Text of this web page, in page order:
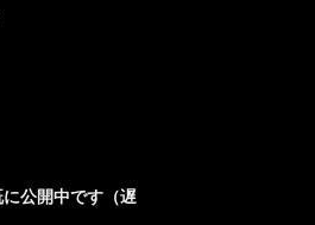
公開中です（遅